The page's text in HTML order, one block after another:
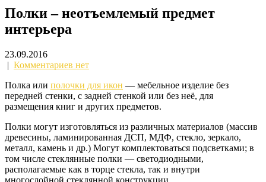
Полки – неотъемлемый предмет
интерьера
23.09.2016
| Комментариев нет
Полка или полочки для икон — мебельное изделие без
передней стенки, с задней стенкой или без неё, для
размещения книг и других предметов.
Полки могут изготовляться из различных материалов (массив
древесины, ламинированная ДСП, МДФ, стекло, зеркало,
металл, камень и др.) Могут комплектоваться подсветками; в
том числе стеклянные полки — светодиодными,
располагаемые как в торце стекла, так и внутри
многослойной стеклянной конструкции.